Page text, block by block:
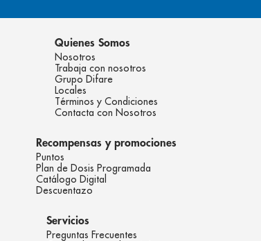
Quienes Somos
Nosotros
Trabaja con nosotros
Grupo Difare
Locales
Términos y Condiciones
Contacta con Nosotros
Recompensas y promociones
Puntos
Plan de Dosis Programada
Catálogo Digital
Descuentazo
Servicios
Preguntas Frecuentes